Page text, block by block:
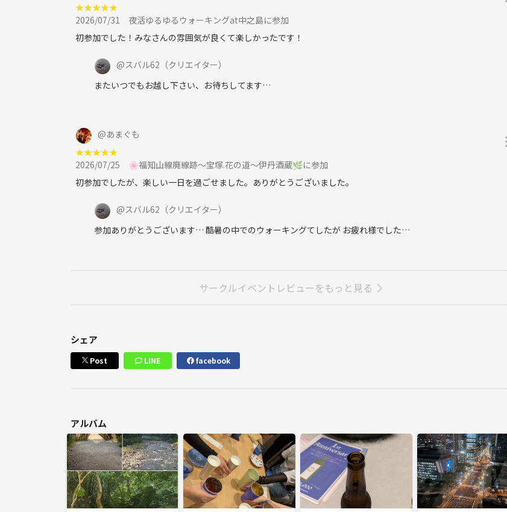
★★★★★
2026/07/31
夜活ゆるゆるウォーキングat中之島に参加
初参加でした！みなさんの雰囲気が良くて楽しかったです！
@スバル62 （クリエイター）
またいつでもお越し下さい、お待ちしてます…
@あまぐも
★★★★★
2026/07/25
🌸福知山線廃線跡〜宝塚.花の道〜伊丹酒蔵🌿に参加
初参加でしたが、楽しい一日を過ごせました。ありがとうございました。
@スバル62 （クリエイター）
参加ありがとうございます… 酷暑の中でのウォーキングてしたが お疲れ様でした…
サークルイベントレビューをもっと見る
シェア
Post LINE facebook
アルバム